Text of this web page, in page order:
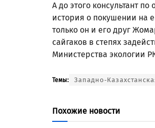
А до этого консультант
история о покушении на
только он и его друг
сайгаков в степях
Министерства экологии
Темы: Западно-
Похожие новости